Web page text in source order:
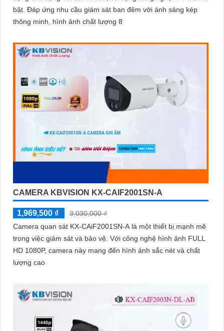
bật. Đáp ứng nhu cầu giám sát ban đêm với ánh sáng kép
thông minh, hình ảnh chất lượng 8
CAMERA KBVISION KX-CAIF2001SN-A
1,969,500 ₫
3,030,000 ₫
Camera quan sát KX-CAiF2001SN-A là một thiết bị mạnh mẽ
trong việc giám sát và bảo vệ. Với công nghệ hình ảnh FULL
HD 1080P, camera này mang đến hình ảnh sắc nét và chất
lượng cao